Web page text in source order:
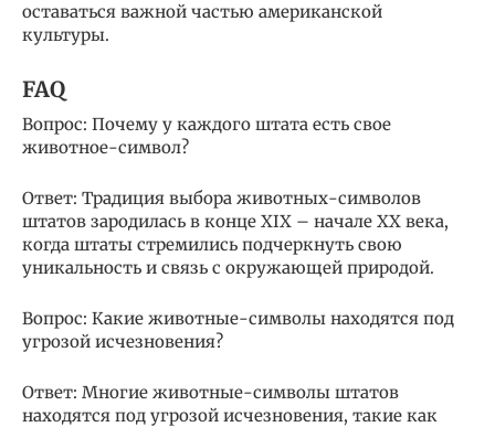
оставаться важной частью американской
культуры.
FAQ
Вопрос: Почему у каждого штата есть свое
животное-символ?
Ответ: Традиция выбора животных-символов
штатов зародилась в конце XIX – начале XX века,
когда штаты стремились подчеркнуть свою
уникальность и связь с окружающей природой.
Вопрос: Какие животные-символы находятся под
угрозой исчезновения?
Ответ: Многие животные-символы штатов
находятся под угрозой исчезновения, такие как